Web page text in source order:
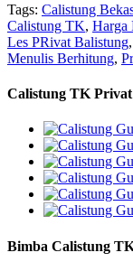
Tags: Calistung
Calistung TK, Harga
Les PRivat Balistung,
Menulis Berhitung,
Calistung TK Privat
Bimba Calistung